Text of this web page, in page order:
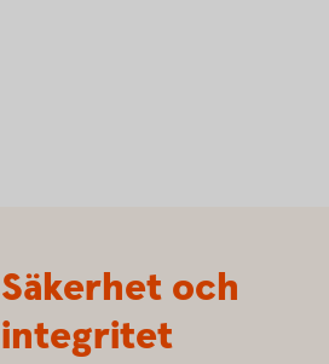
Säkerhet och
integritet